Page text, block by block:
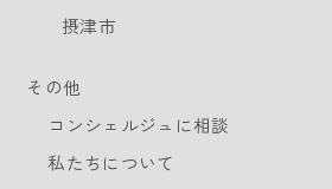
摂津市
その他
コンシェルジュに相談
私たちについて